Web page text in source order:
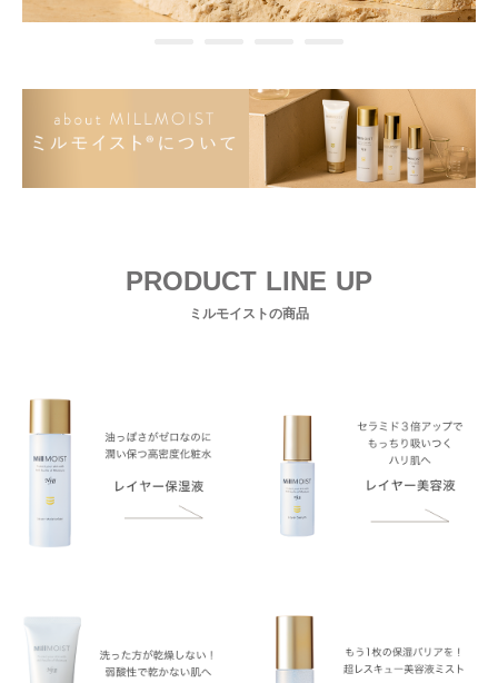
PRODUCT LINE UP
ミルモイストの商品